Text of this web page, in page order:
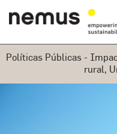
Políticas Públicas -
rural,